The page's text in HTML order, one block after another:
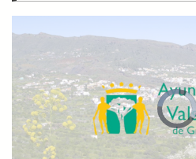
Video
Player
is
loading.